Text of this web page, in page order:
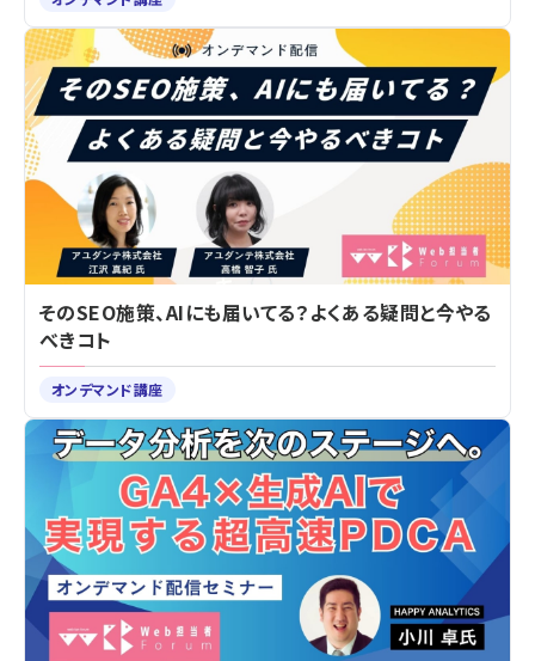
そのSEO施策、AIにも届いてる？よくある疑問と今やる
べきコト
オンデマンド講座